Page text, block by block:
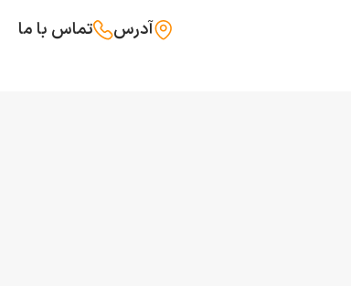
تماس با ما آدرس